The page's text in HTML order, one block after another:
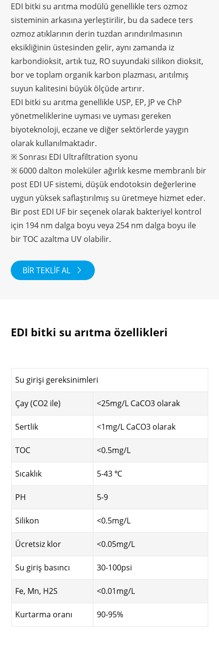
EDI bitki su arıtma modülü genellikle ters ozmoz
sisteminin arkasına yerleştirilir, bu da sadece ters
ozmoz atıklarının derin tuzdan arındırılmasının
eksikliğinin üstesinden gelir, aynı zamanda iz
karbondioksit, artık tuz, RO suyundaki silikon dioksit,
bor ve toplam organik karbon plazması, arıtılmış
suyun kalitesini büyük ölçüde artırır.
EDI bitki su arıtma genellikle USP, EP, JP ve ChP
yönetmeliklerine uyması ve uyması gereken
biyoteknoloji, eczane ve diğer sektörlerde yaygın
olarak kullanılmaktadır.
※ Sonrası EDI Ultrafiltration syonu
※ 6000 dalton moleküler ağırlık kesme membranlı bir
post EDI UF sistemi, düşük endotoksin değerlerine
uygun yüksek saflaştırılmış su üretmeye hizmet eder.
Bir post EDI UF bir seçenek olarak bakteriyel kontrol
için 194 nm dalga boyu veya 254 nm dalga boyu ile
bir TOC azaltma UV olabilir.
BIR TEKLIF AL 
EDI bitki su arıtma özellikleri
Su girişi gereksinimleri
Çay (CO2 ile) <25mg/L CaCO3 olarak
Sertlik <1mg/L CaCO3 olarak
TOC <0.5mg/L
Sıcaklık 5-43 ℃
PH 5-9
Silikon <0.5mg/L
Ücretsiz klor <0.05mg/L
Su giriş basıncı 30-100psi
Fe, Mn, H2S <0.01mg/L
Kurtarma oranı 90-95%